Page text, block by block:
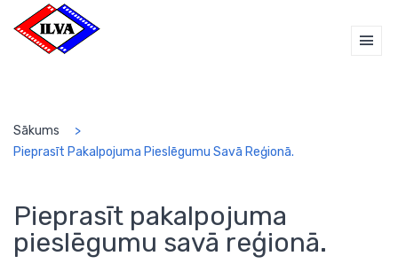
Sākums
Pieprasīt Pakalpojuma Pieslēgumu Savā Reģionā.
Pieprasīt pakalpojuma
pieslēgumu savā reģionā.